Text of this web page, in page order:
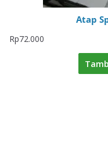
Atap
Rp72.000